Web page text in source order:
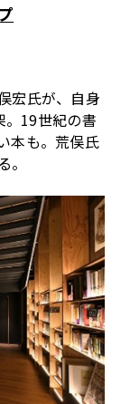
宏氏が、自身
19世紀の書
本も。荒俣氏